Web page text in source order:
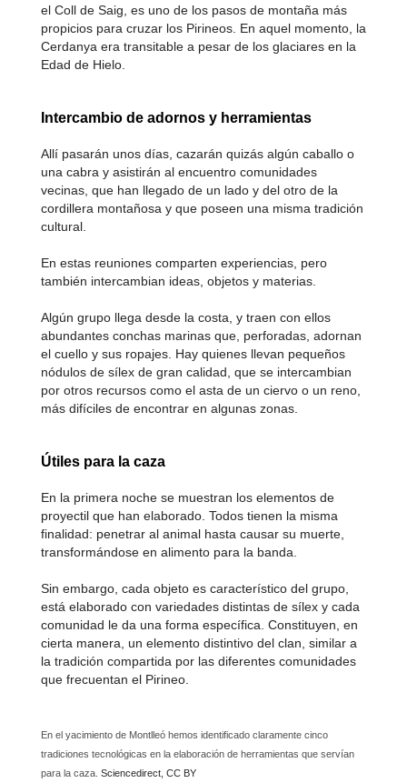
el Coll de Saig, es uno de los pasos de montaña más
propicios para cruzar los Pirineos. En aquel momento, la
Cerdanya era transitable a pesar de los glaciares en la
Edad de Hielo.
Intercambio de adornos y herramientas
Allí pasarán unos días, cazarán quizás algún caballo o
una cabra y asistirán al encuentro comunidades
vecinas, que han llegado de un lado y del otro de la
cordillera montañosa y que poseen una misma tradición
cultural.
En estas reuniones comparten experiencias, pero
también intercambian ideas, objetos y materias.
Algún grupo llega desde la costa, y traen con ellos
abundantes conchas marinas que, perforadas, adornan
el cuello y sus ropajes. Hay quienes llevan pequeños
nódulos de sílex de gran calidad, que se intercambian
por otros recursos como el asta de un ciervo o un reno,
más difíciles de encontrar en algunas zonas.
Útiles para la caza
En la primera noche se muestran los elementos de
proyectil que han elaborado. Todos tienen la misma
finalidad: penetrar al animal hasta causar su muerte,
transformándose en alimento para la banda.
Sin embargo, cada objeto es característico del grupo,
está elaborado con variedades distintas de sílex y cada
comunidad le da una forma específica. Constituyen, en
cierta manera, un elemento distintivo del clan, similar a
la tradición compartida por las diferentes comunidades
que frecuentan el Pirineo.
En el yacimiento de Montlleó hemos identificado claramente cinco
tradiciones tecnológicas en la elaboración de herramientas que servían
para la caza. Sciencedirect, CC BY